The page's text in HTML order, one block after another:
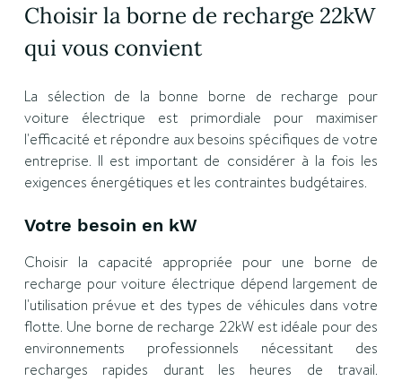
Choisir la borne de recharge 22kW
qui vous convient
La sélection de la bonne borne de recharge pour
voiture électrique est primordiale pour maximiser
l'efficacité et répondre aux besoins spécifiques de votre
entreprise. Il est important de considérer à la fois les
exigences énergétiques et les contraintes budgétaires.
Votre besoin en kW
Choisir la capacité appropriée pour une borne de
recharge pour voiture électrique dépend largement de
l'utilisation prévue et des types de véhicules dans votre
flotte. Une borne de recharge 22kW est idéale pour des
environnements professionnels nécessitant des
recharges rapides durant les heures de travail.